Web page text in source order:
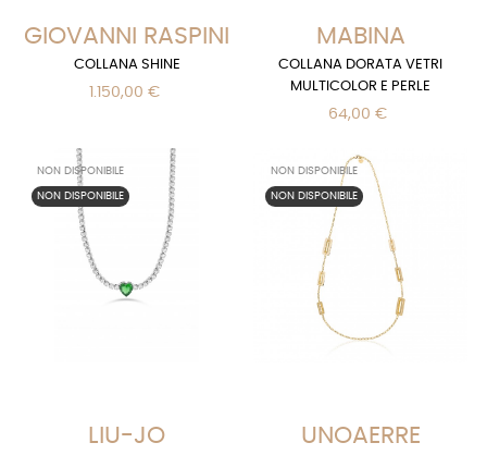
GIOVANNI RASPINI
COLLANA SHINE
1.150,00 €
MABINA
COLLANA DORATA VETRI
MULTICOLOR E PERLE
64,00 €
NON DISPONIBILE
NON DISPONIBILE
LIU-JO
NON DISPONIBILE
NON DISPONIBILE
UNOAERRE